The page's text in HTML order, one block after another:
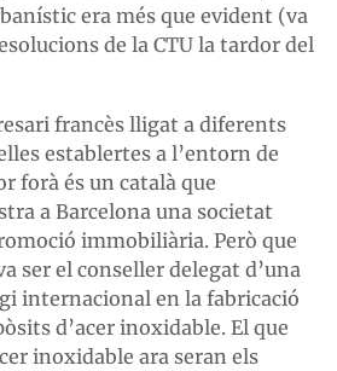
era més que evident (va
de la CTU la tardor del
francès lligat a diferents
establertes a l’entorn de
forà és un català que
a Barcelona una societat
immobiliària. Però que
ser el conseller delegat d’una
internacional en la fabricació
d’acer inoxidable. El que
inoxidable ara seran els